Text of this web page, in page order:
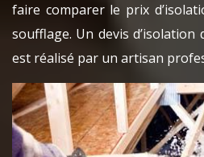
faire comparer le prix
soufflage. Un devis
est réalisé par un artisan